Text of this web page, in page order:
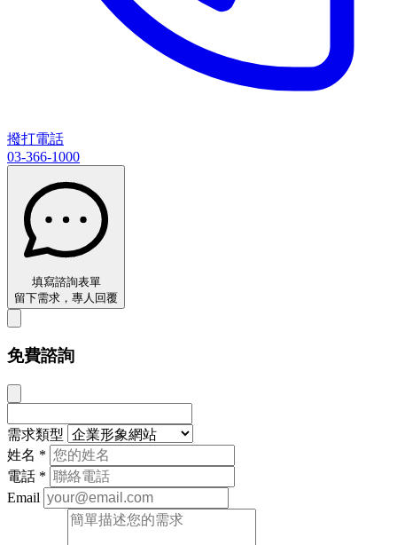
撥打電話
03-366-1000
填寫諮詢表單
留下需求，專人回覆
免費諮詢
需求類型
姓名 *
電話 *
Email